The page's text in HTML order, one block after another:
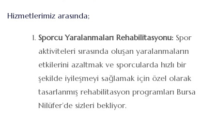
Hizmetlerimiz arasında;
Sporcu Yaralanmaları Rehabilitasyonu: Spor
aktiviteleri sırasında oluşan yaralanmaların
etkilerini azaltmak ve sporcularda hızlı bir
şekilde iyileşmeyi sağlamak için özel olarak
tasarlanmış rehabilitasyon programları Bursa
Nilüfer’de sizleri bekliyor.